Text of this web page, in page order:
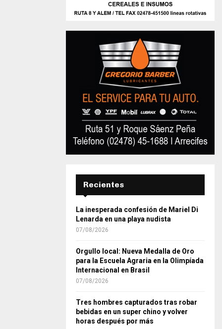
Recientes
La inesperada confesión de Mariel Di
Lenarda en una playa nudista
07/08/2026
Orgullo local: Nueva Medalla de Oro
para la Escuela Agraria en la Olimpíada
Internacional en Brasil
07/08/2026
Tres hombres capturados tras robar
bebidas en un super chino y volver
horas después por más